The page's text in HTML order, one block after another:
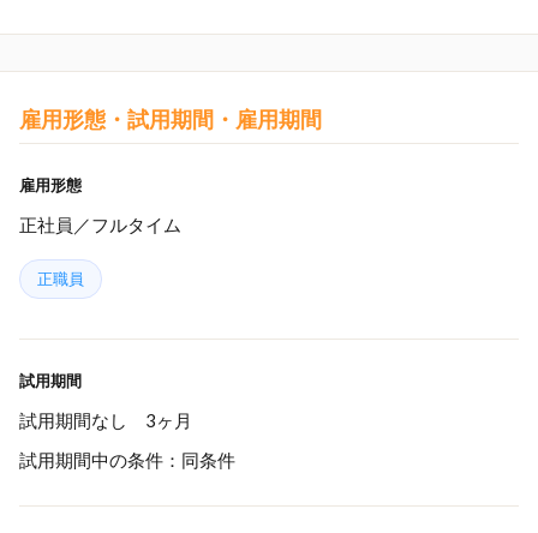
雇用形態・試用期間・雇用期間
雇用形態
正社員／フルタイム
正職員
試用期間
試用期間なし 3ヶ月
試用期間中の条件：同条件